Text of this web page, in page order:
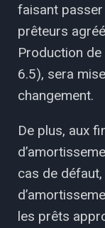
faisant
prêteurs
Production de
6.5), sera
changement.
De plus, aux
cas de
les prêts